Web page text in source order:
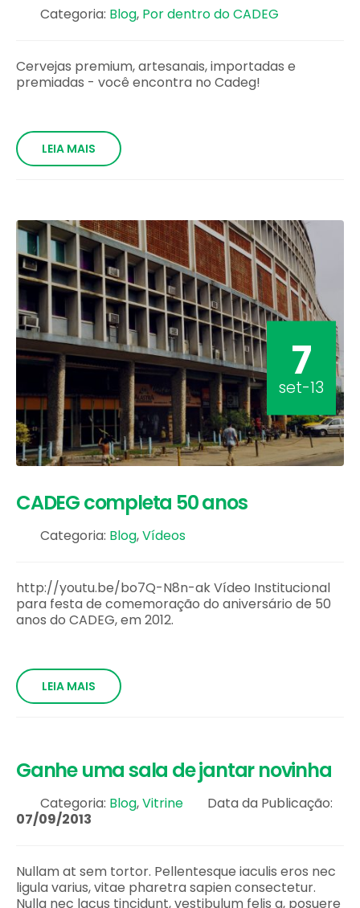
Categoria: Blog, Por dentro do CADEG
Cervejas premium, artesanais, importadas e
premiadas - você encontra no Cadeg!
LEIA MAIS
7
set-13
CADEG completa 50 anos
Categoria: Blog,Vídeos
http://youtu.be/bo7Q-N8n-ak Vídeo Institucional
para festa de comemoração do aniversário de 50
anos do CADEG, em 2012.
LEIA MAIS
Ganhe uma sala de jantar novinha
Categoria: Blog,Vitrine
Data da Publicação:
07/09/2013
Nullam at sem tortor. Pellentesque iaculis eros nec
ligula varius, vitae pharetra sapien consectetur.
Nulla nec lacus tincidunt, vestibulum felis a, posuere